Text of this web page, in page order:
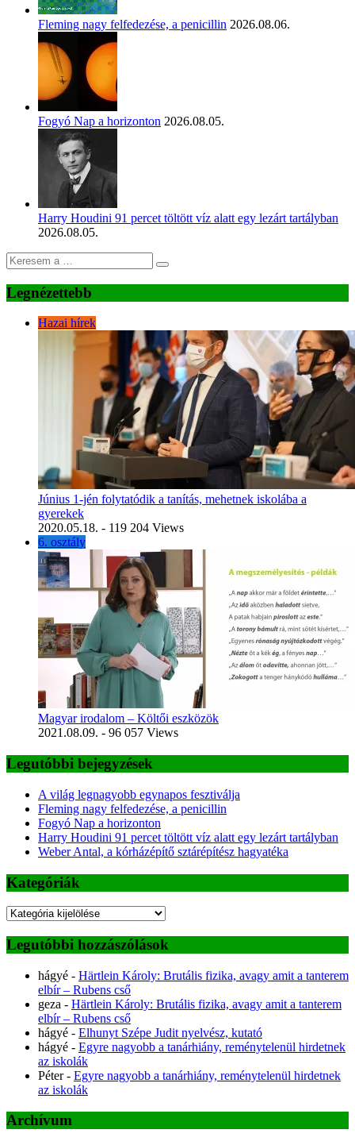
Fleming nagy felfedezése, a penicillin 2026.08.06.
Fogyó Nap a horizonton 2026.08.05.
Harry Houdini 91 percet töltött víz alatt egy lezárt tartályban
2026.08.05.
Legnézettebb
Hazai hírek
Június 1-jén folytatódik a tanítás, mehetnek iskolába a
gyerekek
2020.05.18. - 119 204 Views
6. osztály
Magyar irodalom – Költői eszközök
2021.08.09. - 96 057 Views
Legutóbbi bejegyzések
A világ legnagyobb egynapos fesztiválja
Fleming nagy felfedezése, a penicillin
Fogyó Nap a horizonton
Harry Houdini 91 percet töltött víz alatt egy lezárt tartályban
Weber Antal, a kórházépítő sztárépítész hagyatéka
Kategóriák
Kategóriák
Legutóbbi hozzászólások
hágyé - Härtlein Károly: Brutális fizika, avagy amit a tanterem
elbír – Rubens cső
geza - Härtlein Károly: Brutális fizika, avagy amit a tanterem
elbír – Rubens cső
hágyé - Elhunyt Szépe Judit nyelvész, kutató
hágyé - Egyre nagyobb a tanárhiány, reménytelenül hirdetnek
az iskolák
Péter- Egyre nagyobb a tanárhiány, reménytelenül hirdetnek
az iskolák
Archívum